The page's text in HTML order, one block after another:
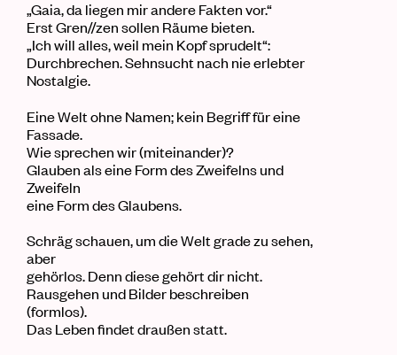
„Gaia, da liegen mir andere Fakten vor.“
Erst Gren//zen sollen Räume bieten.
„Ich will alles, weil mein Kopf sprudelt“:
Durchbrechen. Sehnsucht nach nie erlebter
Nostalgie.
Eine Welt ohne Namen; kein Begriff für eine
Fassade.
Wie sprechen wir (miteinander)?
Glauben als eine Form des Zweifelns und
Zweifeln
eine Form des Glaubens.
Schräg schauen, um die Welt grade zu sehen,
aber
gehörlos. Denn diese gehört dir nicht.
Rausgehen und Bilder beschreiben
(formlos).
Das L eben findet draußen statt.